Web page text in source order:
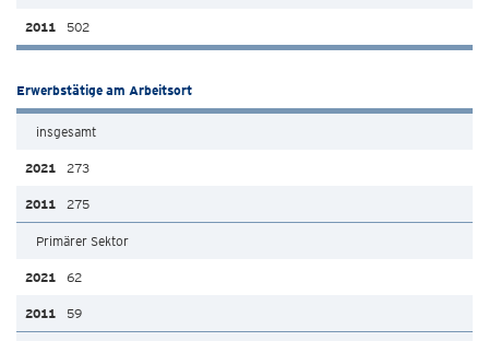
502
Erwerbstätige am Arbeitsort
insgesamt
273
275
Primärer Sektor
62
59